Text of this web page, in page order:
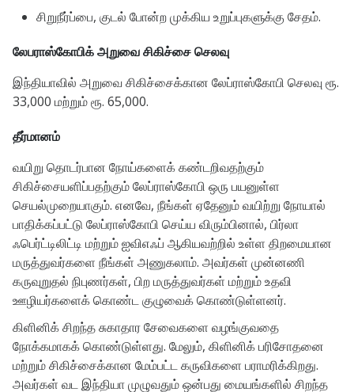
சிறுநீர்ப்பை, குடல் போன்ற முக்கிய உறுப்புகளுக்கு சேதம்.
லேபராஸ்கோபிக் அறுவை சிகிச்சை செலவு
இந்தியாவில் அறுவை சிகிச்சைக்கான லேப்ராஸ்கோபி செலவு ரூ.
33,000 மற்றும் ரூ. 65,000.
தீர்மானம்
வயிறு தொடர்பான நோய்களைக் கண்டறிவதற்கும்
சிகிச்சையளிப்பதற்கும் லேப்ராஸ்கோபி ஒரு பயனுள்ள
செயல்முறையாகும். எனவே, நீங்கள் ஏதேனும் வயிற்று நோயால்
பாதிக்கப்பட்டு லேப்ராஸ்கோபி செய்ய விரும்பினால், பிர்லா
ஃபெர்ட்டிலிட்டி மற்றும் ஐவிஎஃப் ஆகியவற்றில் உள்ள திறமையான
மருத்துவர்களை நீங்கள் அணுகலாம். அவர்கள் முன்னணி
கருவுறுதல் நிபுணர்கள், பிற மருத்துவர்கள் மற்றும் உதவி
ஊழியர்களைக் கொண்ட குழுவைக் கொண்டுள்ளனர்.
கிளினிக் சிறந்த சுகாதார சேவைகளை வழங்குவதை
நோக்கமாகக் கொண்டுள்ளது. மேலும், கிளினிக் பரிசோதனை
மற்றும் சிகிச்சைக்கான மேம்பட்ட கருவிகளை பராமரிக்கிறது.
அவர்கள் வட இந்தியா முழுவதும் ஒன்பது மையங்களில் சிறந்த